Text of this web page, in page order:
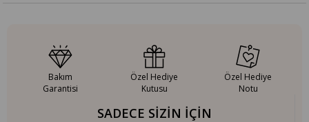
SADECE SİZİN İÇİN
Bakım
Garantisi
Özel Hediye
Kutusu
Özel Hediye
Notu